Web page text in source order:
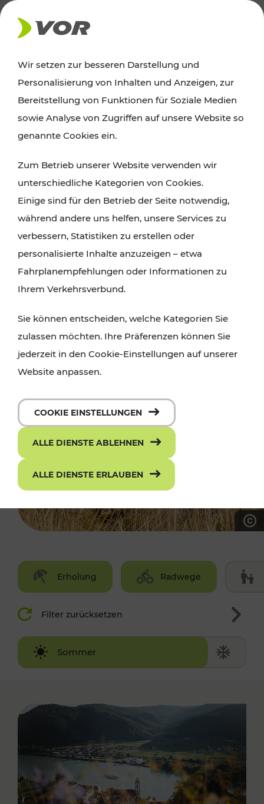
AKTUELLES
Ausflugstipps
Wien, Niederösterreich und das Burgenland
Wanderungen, Kultur und Gastronomie,
Radtouren oder purer Naturgenuss – viele
Attraktionen sind mit den Ticket- und Fahrplan-
Angeboten des VOR gut und schnell erreichbar.
Erholung Radwege
Filter zurücksetzen
Sommer
Winter
Wir setzen zur besseren Darstellung und
Personalisierung von Inhalten und Anzeigen, zur
Bereitstellung von Funktionen für Soziale Medien
sowie Analyse von Zugriffen auf unsere Website so
genannte Cookies ein.
Zum Betrieb unserer Website verwenden wir
unterschiedliche Kategorien von Cookies.
Einige sind für den Betrieb der Seite notwendig,
während andere uns helfen, unsere Services zu
verbessern, Statistiken zu erstellen oder
personalisierte Inhalte anzuzeigen – etwa
Fahrplanempfehlungen oder Informationen zu
Ihrem Verkehrsverbund.
Sie können entscheiden, welche Kategorien Sie
zulassen möchten. Ihre Präferenzen können Sie
jederzeit in den Cookie-Einstellungen auf unserer
Website anpassen.
COOKIE EINSTELLUNGEN
ALLE DIENSTE ABLEHNEN
ALLE DIENSTE ERLAUBEN